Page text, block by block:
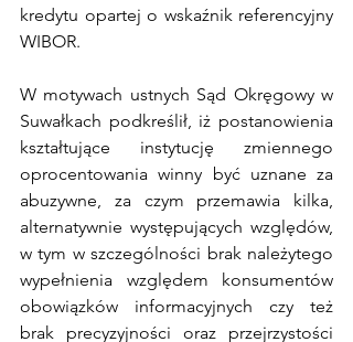
kredytu opartej o wskaźnik referencyjny
WIBOR.
W motywach ustnych Sąd Okręgowy w
Suwałkach podkreślił, iż postanowienia
kształtujące instytucję zmiennego
oprocentowania winny być uznane za
abuzywne, za czym przemawia kilka,
alternatywnie występujących względów,
w tym w szczególności brak należytego
wypełnienia względem konsumentów
obowiązków informacyjnych czy też
brak precyzyjności oraz przejrzystości